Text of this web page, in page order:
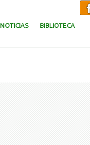
NOTICIAS BIBLIOTECA